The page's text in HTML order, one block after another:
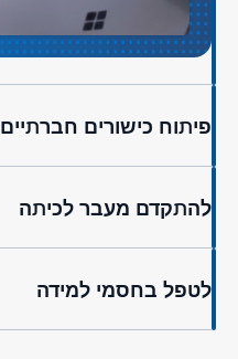
פיתוח כישורים חברתיים
להתקדם מעבר לכיתה
לטפל בחסמי למידה